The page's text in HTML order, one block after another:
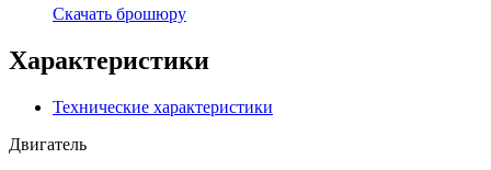
Скачать брошюру
Характеристики
Технические характеристики
Двигатель